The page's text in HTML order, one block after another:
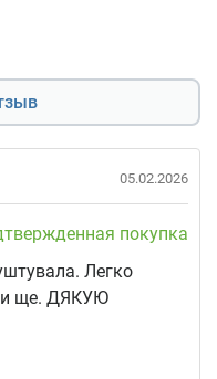
05.02.2026
покупка
Легко
ще. ДЯКУЮ